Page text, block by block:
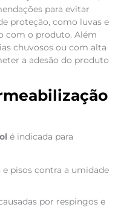
para evitar
proteção, como luvas e
com o produto. Além
chuvosos ou com alta
a adesão do produto
é indicada para
e pisos contra a umidade
por respingos e